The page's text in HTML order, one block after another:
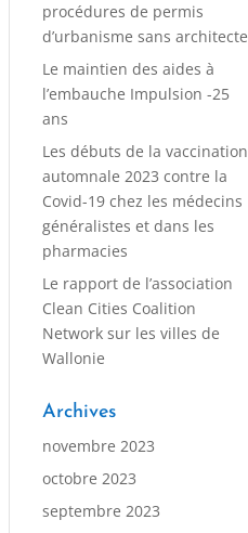
procédures de permis
d’urbanisme sans architecte
Le maintien des aides à
l’embauche Impulsion -25
ans
Les débuts de la vaccination
automnale 2023 contre la
Covid-19 chez les médecins
généralistes et dans les
pharmacies
Le rapport de l’association
Clean Cities Coalition
Network sur les villes de
Wallonie
Archives
novembre 2023
octobre 2023
septembre 2023